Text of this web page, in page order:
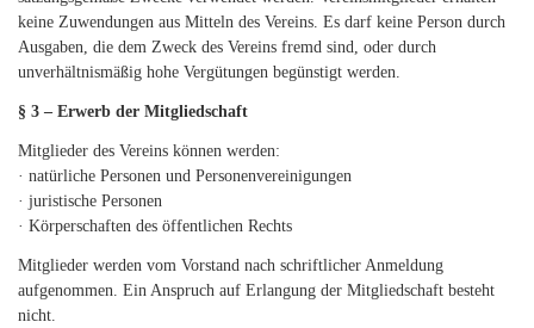
keine Zuwendungen aus Mitteln des Vereins. Es darf keine Person durch
Ausgaben, die dem Zweck des Vereins fremd sind, oder durch
unverhältnismäßig hohe Vergütungen begünstigt werden.
§ 3 – Erwerb der Mitgliedschaft
Mitglieder des Vereins können werden:
· natürliche Personen und Personenvereinigungen
· juristische Personen
· Körperschaften des öffentlichen Rechts
Mitglieder werden vom Vorstand nach schriftlicher Anmeldung
aufgenommen. Ein Anspruch auf Erlangung der Mitgliedschaft besteht
nicht.